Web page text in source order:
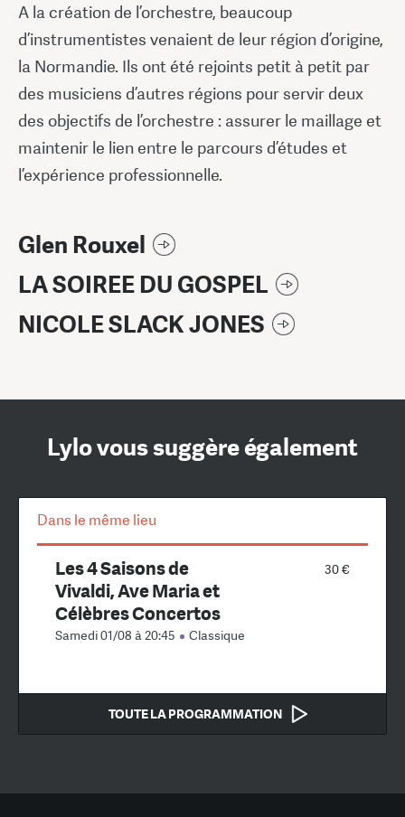
A la création de l’orchestre, beaucoup
d’instrumentistes venaient de leur région d’origine,
la Normandie. Ils ont été rejoints petit à petit par
des musiciens d’autres régions pour servir deux
des objectifs de l’orchestre : assurer le maillage et
maintenir le lien entre le parcours d’études et
l’expérience professionnelle.
Glen Rouxel
LA SOIREE DU GOSPEL
NICOLE SLACK JONES
Lylo vous suggère également
Dans le même lieu
30 €
Les 4 Saisons de
Vivaldi, Ave Maria et
Célèbres Concertos
Samedi 01/08 à 20:45 Classique
TOUTE LA PROGRAMMATION